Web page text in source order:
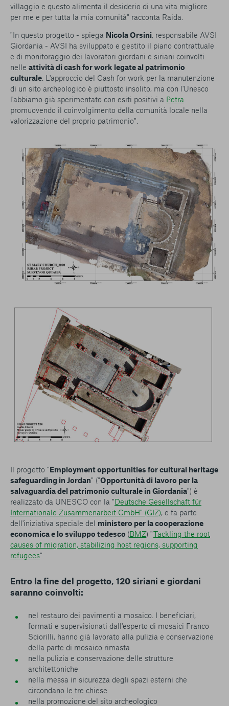
villaggio e questo alimenta il desiderio di una vita migliore
per me e per tutta la mia comunità" racconta Raida.
"In questo progetto - spiega Nicola Orsini, responsabile AVSI
Giordania - AVSI ha sviluppato e gestito il piano contrattuale
e di monitoraggio dei lavoratori giordani e siriani coinvolti
nelle attività di cash for work legate al patrimonio
culturale . L'approccio del Cash for work per la manutenzione
di un sito archeologico è piuttosto insolito, ma con l'Unesco
l'abbiamo già sperimentato con esiti positivi a Petra
promuovendo il coinvolgimento della comunità locale nella
valorizzazione del proprio patrimonio".
Il progetto "Employment opportunities for cultural heritage
safeguarding in Jordan" ("Opportunità di lavoro per la
salvaguardia del patrimonio culturale in Giordania") è
realizzato da UNESCO con la "Deutsche Gesellschaft für
Internationale Zusammenarbeit GmbH" (GIZ) , e fa parte
dell'iniziativa speciale del ministero per la cooperazione
economica e lo sviluppo tedesco (BMZ) "Tackling the root
causes of migration, stabilizing host regions, supporting
refugees".
Entro la fine del progetto, 120 siriani e giordani
saranno coinvolti:
nel restauro dei pavimenti a mosaico. I beneficiari,
formati e supervisionati dall'esperto di mosaici Franco
Sciorilli, hanno già lavorato alla pulizia e conservazione
della parte di mosaico rimasta
nella pulizia e conservazione delle strutture
architettoniche
nella messa in sicurezza degli spazi esterni che
circondano le tre chiese
nella promozione del sito archeologico